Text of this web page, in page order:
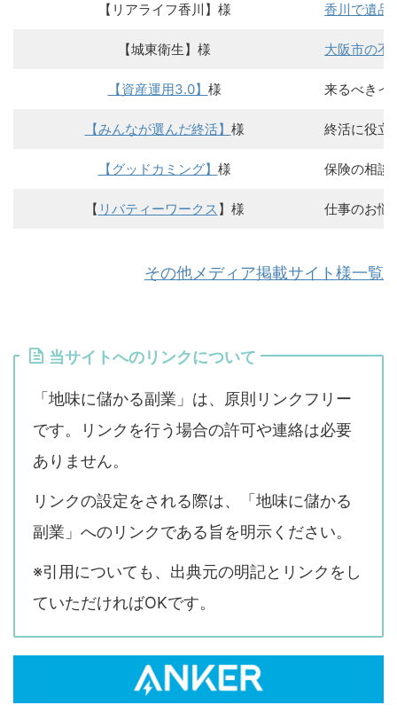
【リアライフ香川】様 香川で遺品
【城東衛生】様 大阪市の不
【資産運用3.0】 様 来るべきイ
【みんなが選んだ終活】 様 終活に役立
【グッドカミング】 様 保険の相談
【 リバティーワークス 】様 仕事のお悩
その他メディア掲載サイト様一覧
当サイトへのリンクについて
「地味に儲かる副業」は、原則リンクフリー
です。リンクを行う場合の許可や連絡は必要
ありません。
リンクの設定をされる際は、「地味に儲かる
副業」へのリンクである旨を明示ください。
※引用についても、出典元の明記とリンクをし
ていただければOKです。